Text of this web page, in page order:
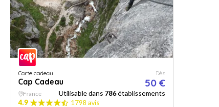
Carte cadeau
Cap Cadeau
Dès
50 €
France Utilisable dans 786établissements
4.9
1798 avis